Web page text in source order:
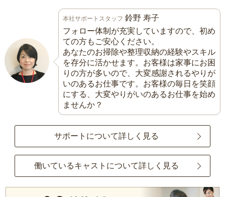
本社サポートスタッフ 鈴野 寿子
フォロー体制が充実していますので、初め
ての方もご安心ください。
あなたのお掃除や整理収納の経験やスキル
を存分に活かせます。お客様は家事にお困
りの方が多いので、大変感謝されるやりが
いのあるお仕事です。お客様の毎日を笑顔
にする、大変やりがいのあるお仕事を始め
ませんか？
サポートについて詳しく見る
働いているキャストについて詳しく見る